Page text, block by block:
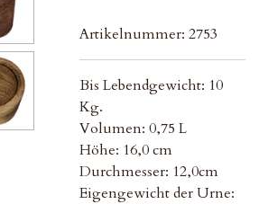
Artikelnummer: 2753
Bis Lebendgewicht: 10
Kg.
Volumen: 0,75 L
Höhe: 16,0 cm
Durchmesser: 12,0cm
Eigengewicht der Urne: